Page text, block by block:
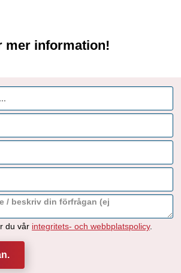
mer information!
du vår integritets- och webbplatspolicy.